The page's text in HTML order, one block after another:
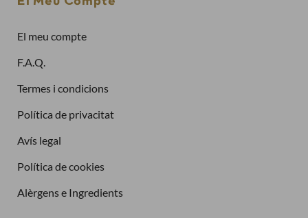
El meu compte
F.A.Q.
Termes i condicions
Política de privacitat
Avís legal
Política de cookies
Alèrgens e Ingredients
Has oblidat la contrasenya?